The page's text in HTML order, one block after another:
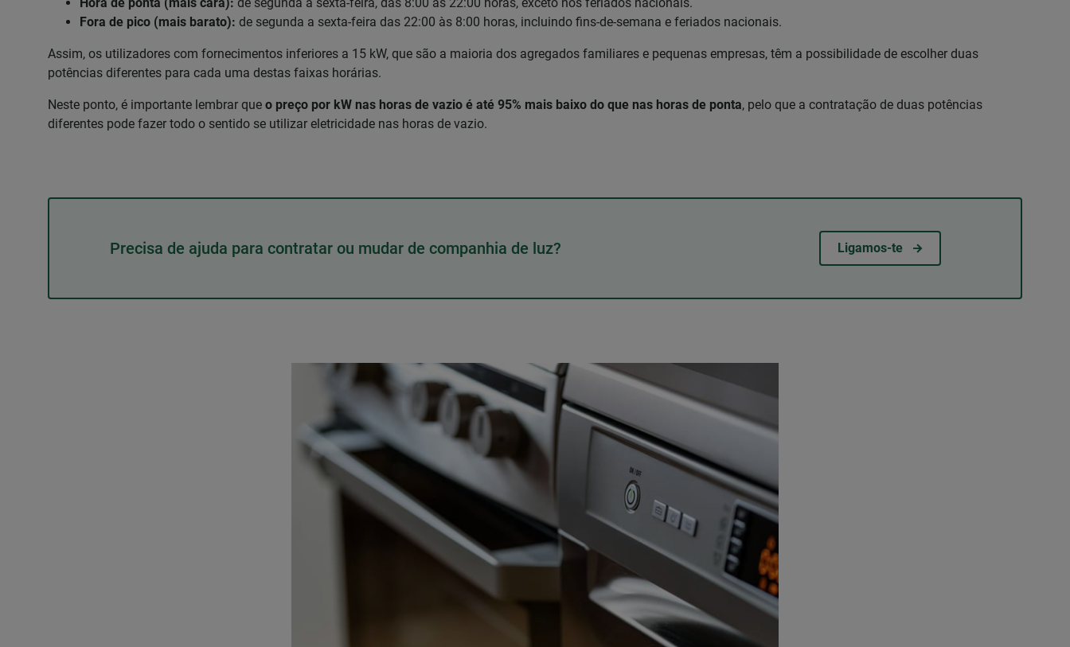
Fora de pico (mais barato): de segunda a sexta-feira das 22:00 às 8:00 horas, incluindo fins-de-semana e feriados nacionais.
Assim, os utilizadores com fornecimentos inferiores a 15 kW, que são a maioria dos agregados familiares e pequenas empresas, têm a possibilidade de escolher duas
potências diferentes para cada uma destas faixas horárias.
Neste ponto, é importante lembrar que o preço por kW nas horas de vazio é até 95% mais baixo do que nas horas de ponta, pelo que a contratação de duas potências
diferentes pode fazer todo o sentido se utilizar eletricidade nas horas de vazio.
Precisa de ajuda para contratar ou mudar de companhia de luz? Ligamos-te